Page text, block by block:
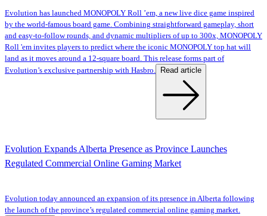
Evolution has launched MONOPOLY Roll ’em, a new live dice game inspired
by the world-famous board game. Combining straightforward gameplay, short
and easy-to-follow rounds, and dynamic multipliers of up to 300x, MONOPOLY
Roll 'em invites players to predict where the iconic MONOPOLY top hat will
land as it moves around a 12-square board. This release forms part of
Evolution’s exclusive partnership with Hasbro.
Read article
Evolution Expands Alberta Presence as Province Launches
Regulated Commercial Online Gaming Market
Evolution today announced an expansion of its presence in Alberta following
the launch of the province’s regulated commercial online gaming market.